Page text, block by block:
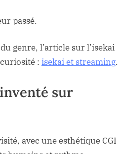
passé.
genre, l’article sur l’isekai
: isekai et streaming.
sur
avec une esthétique CGI